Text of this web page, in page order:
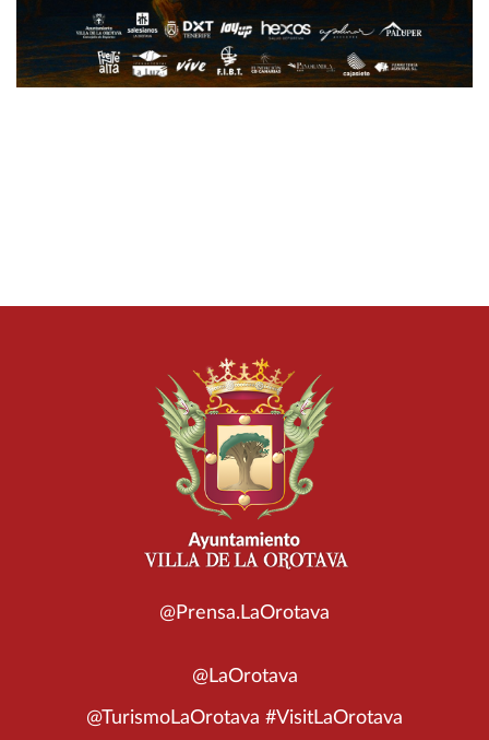
@Prensa.LaOrotava
@LaOrotava
@TurismoLaOrotava #VisitLaOrotava